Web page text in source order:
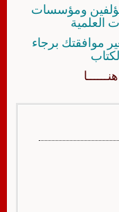
ومؤسسات
العلمية
موافقتك برجاء
هنــــــا